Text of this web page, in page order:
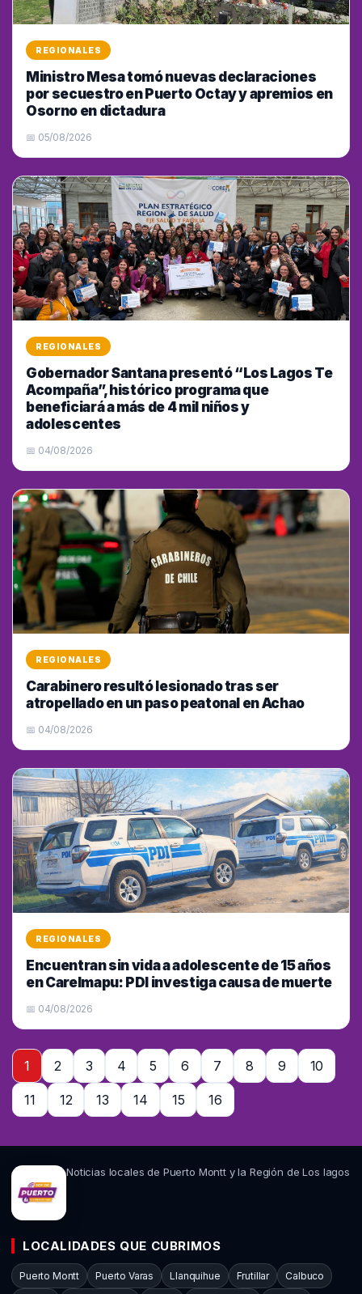
REGIONALES
Ministro Mesa tomó nuevas declaraciones
por secuestro en Puerto Octay y apremios en
Osorno en dictadura
📅 05/08/2026
REGIONALES
Gobernador Santana presentó “Los Lagos Te
Acompaña”, histórico programa que
beneficiará a más de 4 mil niños y
adolescentes
📅 04/08/2026
REGIONALES
Carabinero resultó lesionado tras ser
atropellado en un paso peatonal en Achao
📅 04/08/2026
REGIONALES
Encuentran sin vida a adolescente de 15 años
en Carelmapu: PDI investiga causa de muerte
📅 04/08/2026
1 2 3 4 5 6 7 8 9 10
11 12 13 14 15 16
Noticias locales de Puerto Montt y la Región de Los lagos
LOCALIDADES QUE CUBRIMOS
Puerto Montt Puerto Varas Llanquihue Frutillar Calbuco